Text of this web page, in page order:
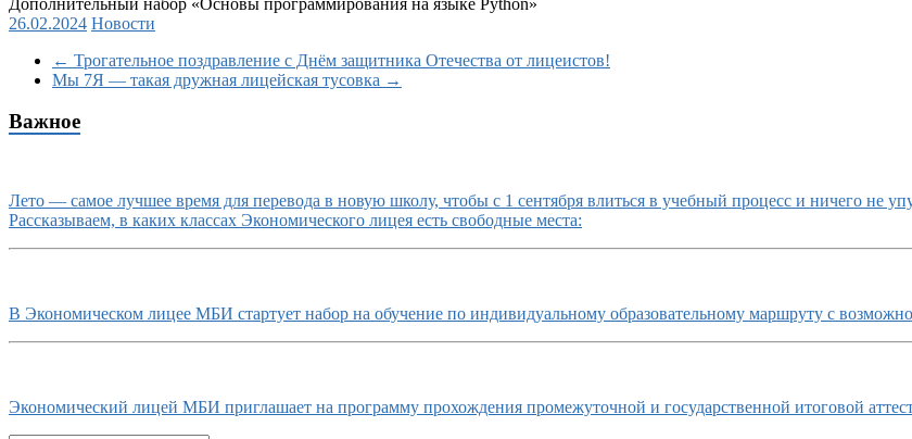
26.02.2024 Новости
← Трогательное поздравление с Днём защитника Отечества от лицеистов!
Мы 7Я — такая дружная лицейская тусовка →
Важное
Лето — самое лучшее время для перевода в новую школу, чтобы с 1 сентября влиться в учебный процесс и ничего не
Рассказываем, в каких классах Экономического лицея есть свободные места:
В Экономическом лицее МБИ стартует набор на обучение по индивидуальному образовательному маршруту с
Экономический лицей МБИ приглашает на программу прохождения промежуточной и государственной итоговой